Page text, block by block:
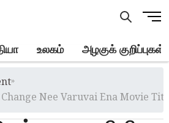
M
u
t
உலகம் அழகுக் குறிப்புகள்
»
Nee Varuvai Ena Movie